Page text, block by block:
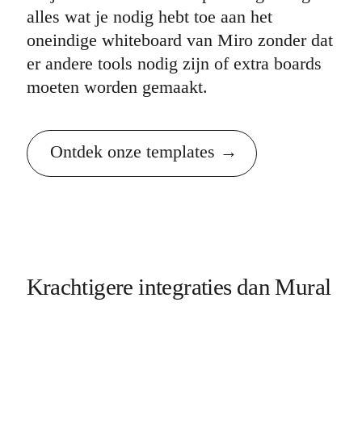
alles wat je nodig hebt toe aan het
oneindige whiteboard van Miro zonder dat
er andere tools nodig zijn of extra boards
moeten worden gemaakt.
Ontdek onze templates
Krachtigere integraties dan Mural